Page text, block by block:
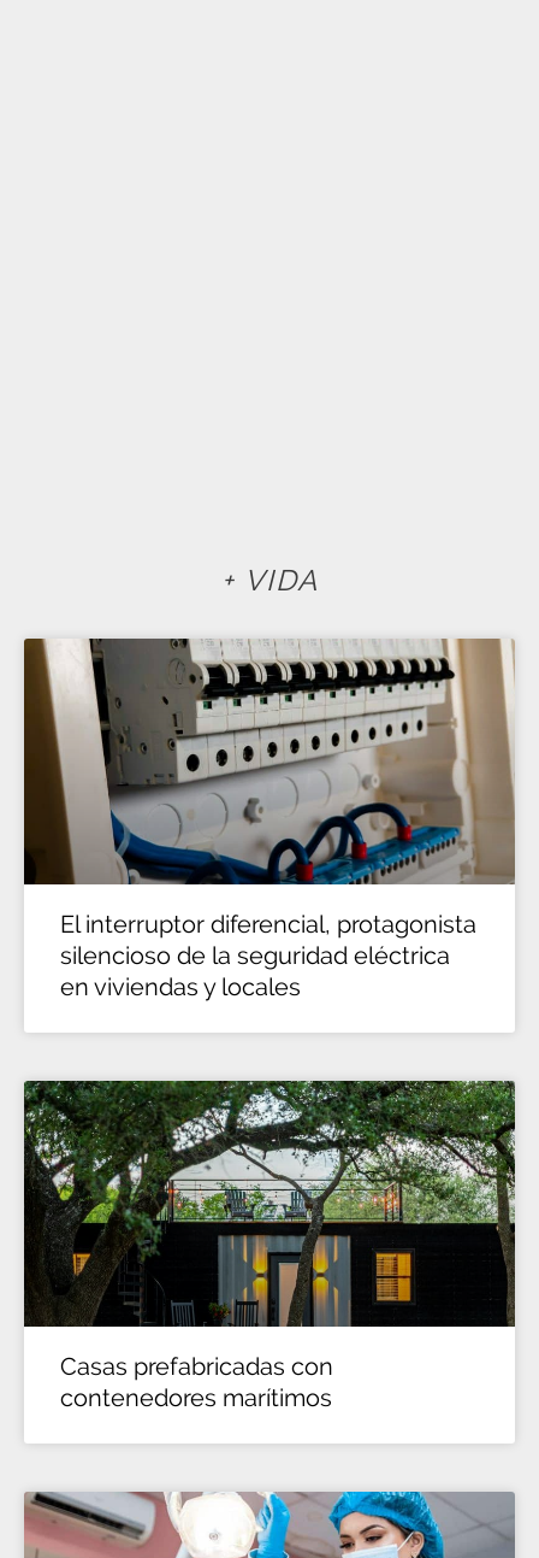
+ VIDA
El interruptor diferencial, protagonista
silencioso de la seguridad eléctrica
en viviendas y locales
Casas prefabricadas con
contenedores marítimos